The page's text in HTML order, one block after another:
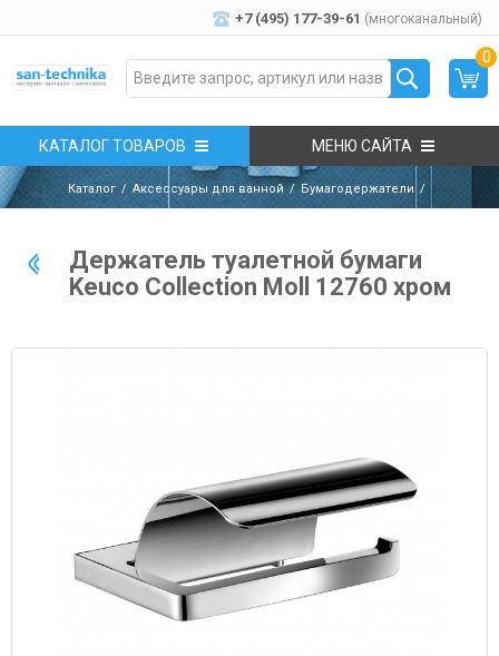
+7 (495) 177-39-61 (многоканальный)
0
КАТАЛОГ ТОВАРОВ МЕНЮ САЙТА
Каталог Аксессуары для ванной Бумагодержатели
Держатель туалетной бумаги
Keuco Collection Moll 12760 хром